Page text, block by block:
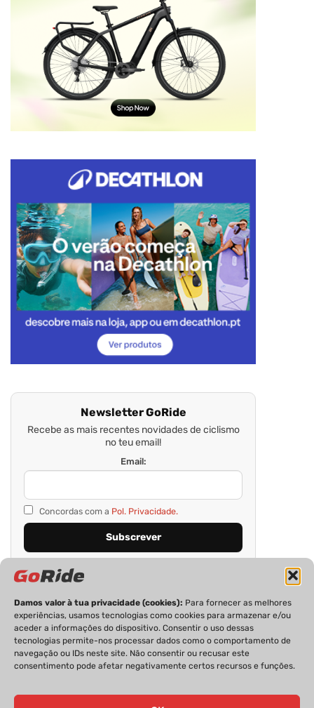
Damos valor à tua privacidade (cookies): Para fornecer as melhores
experiências, usamos tecnologias como cookies para armazenar e/ou
aceder a informações do dispositivo. Consentir o uso dessas
tecnologias permite-nos processar dados como o comportamento de
navegação ou IDs neste site. Não consentir ou recusar este
consentimento pode afetar negativamente certos recursos e funções.
Newsletter GoRide
Recebe as mais recentes novidades de ciclismo
no teu email!
Email:
Concordas com a Pol. Privacidade.
PRIVACIDADE FICHA TÉCNICA
ESTATUTO EDITORIAL